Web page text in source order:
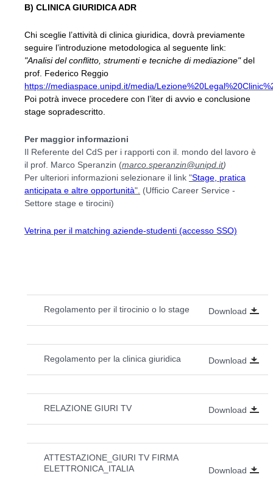
B) CLINICA GIURIDICA ADR
Chi sceglie l’attività di clinica giuridica, dovrà previamente
seguire l’introduzione metodologica al seguente link:
"Analisi del conflitto, strumenti e tecniche di mediazione"del
prof. Federico Reggio
https://mediaspace.unipd.it/media/
Poi potrà invece procedere con l’iter di avvio e conclusione
stage sopradescritto.
Per maggior informazioni
Il Referente del CdS per i rapporti con il. mondo del lavoro è
il prof. Marco Speranzin (marco.speranzin@unipd.it)
Per ulteriori informazioni selezionare il link "Stage, pratica
anticipata e altre opportunità". (Ufficio Career Service -
Settore stage e tirocini)
Vetrina per il matching aziende-studenti (accesso SSO)
Regolamento per il tirocinio o lo stage Download
Regolamento per la clinica giuridica Download
RELAZIONE GIURI TV Download
ATTESTAZIONE_GIURI TV FIRMA
ELETTRONICA_ITALIA
Download